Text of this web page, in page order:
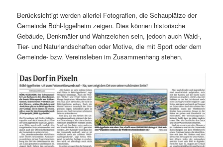
Berücksichtigt werden allerlei Fotografien, die Schauplätze der
Gemeinde Böhl-Iggelheim zeigen. Dies können historische
Gebäude, Denkmäler und Wahrzeichen sein, jedoch auch Wald-,
Tier- und Naturlandschaften oder Motive, die mit Sport oder dem
Gemeinde- bzw. Vereinsleben im Zusammenhang stehen.